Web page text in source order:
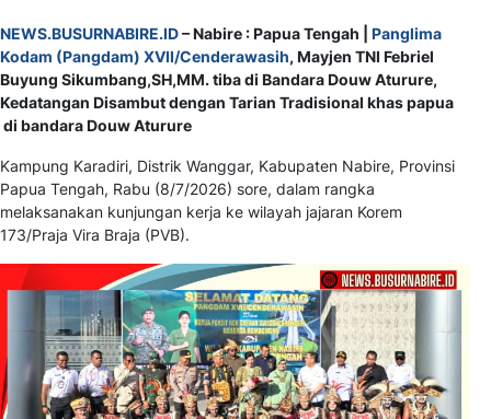
NEWS.BUSURNABIRE.ID– Nabire : Papua Tengah | Panglima
Kodam (Pangdam) XVII/Cenderawasih, Mayjen TNI Febriel
Buyung Sikumbang,SH,MM. tiba di Bandara Douw Aturure,
Kedatangan Disambut dengan Tarian Tradisional khas papua
di bandara Douw Aturure
Kampung Karadiri, Distrik Wanggar, Kabupaten Nabire, Provinsi
Papua Tengah, Rabu (8/7/2026) sore, dalam rangka
melaksanakan kunjungan kerja ke wilayah jajaran Korem
173/Praja Vira Braja (PVB).